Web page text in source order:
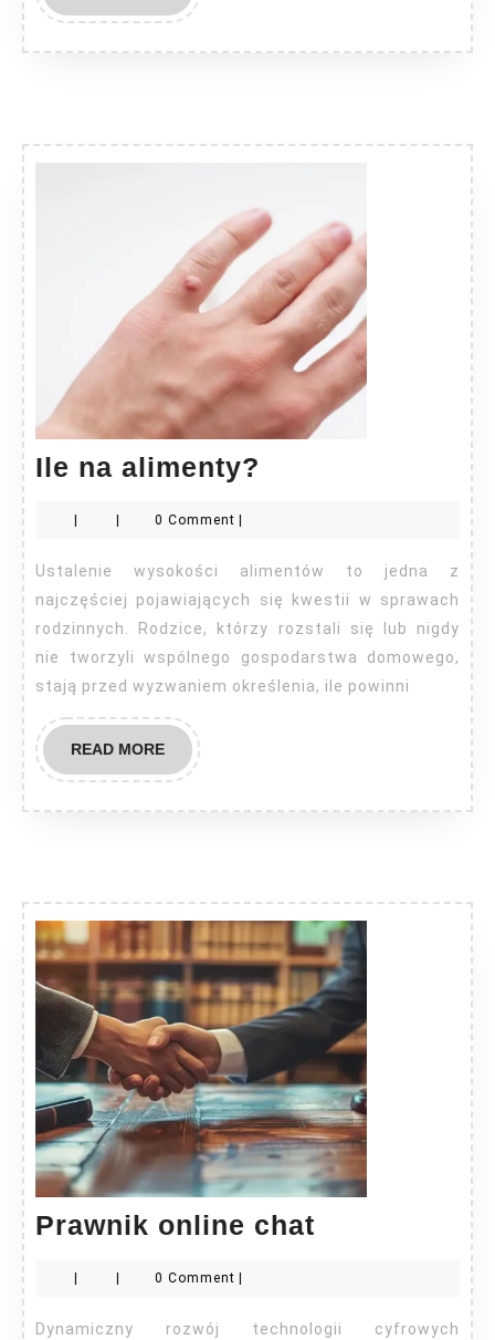
MORE
Ile na alimenty?
| | 0 Comment |
Ustalenie wysokości alimentów to jedna z
najczęściej pojawiających się kwestii w sprawach
rodzinnych. Rodzice, którzy rozstali się lub nigdy
nie tworzyli wspólnego gospodarstwa domowego,
stają przed wyzwaniem określenia, ile powinni
READ MOREREAD
MORE
Prawnik online chat
0 Comment
Dynamiczny rozwój technologii cyfrowych